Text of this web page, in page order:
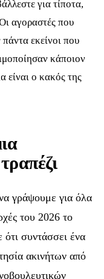
για τίποτα,
αγοραστές που
εκείνοι που
κάποιον
είναι ο κακός της
γράψουμε για όλα
του 2026 το
συντάσσει ένα
ακινήτων από